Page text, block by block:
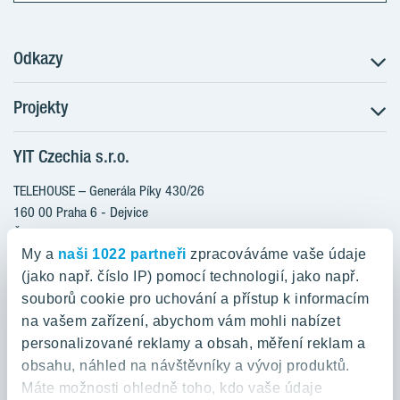
My a naši 1022 partneři zpracováváme vaše údaje
(jako např. číslo IP) pomocí technologií, jako např.
souborů cookie pro uchování a přístup k informacím
na vašem zařízení, abychom vám mohli nabízet
personalizované reklamy a obsah, měření reklam a
obsahu, náhled na návštěvníky a vývoj produktů.
Máte možnosti ohledně toho, kdo vaše údaje
Odkazy
Postup koupě
Klientské změny
Aktuality
Blog
Kariéra
O nás
YIT PLUS
Projekty
RANTA Barrandov III
RANTA Barrandov IV
TOIVO Roztyly II
KALEVALA
VIRTA Kladno
KATTILA Kamýk
ROSALA
YIT Czechia s.r.o.
TELEHOUSE – Generála Píky 430/26
160 00 Praha 6 - Dejvice
Česká republika
800 200 666
domov@yit.cz
Telefon na centrální recepci:
+420 224 318 261